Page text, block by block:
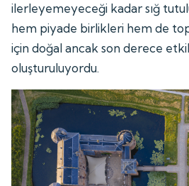
ilerleyemeyeceği kadar sığ
hem piyade birlikleri hem de
için doğal ancak son derece
oluşturuluyordu.